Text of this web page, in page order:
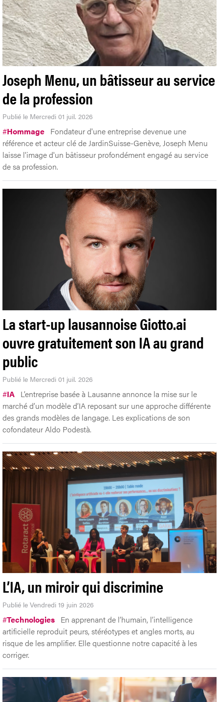
Joseph Menu, un bâtisseur au service
de la profession
Publié le Mercredi 01 juil. 2026
#Hommage Fondateur d'une entreprise devenue une
référence et acteur clé de JardinSuisse-Genève, Joseph Menu
laisse l'image d'un bâtisseur profondément engagé au service
de sa profession.
La start-up lausannoise Giotto.ai
ouvre gratuitement son IA au grand
public
Publié le Mercredi 01 juil. 2026
#IA L’entreprise basée à Lausanne annonce la mise sur le
marché d’un modèle d’IA reposant sur une approche différente
des grands modèles de langage. Les explications de son
cofondateur Aldo Podestà.
L’IA, un miroir qui discrimine
Publié le Vendredi 19 juin 2026
#Technologies En apprenant de l’humain, l’intelligence
artificielle reproduit peurs, stéréotypes et angles morts, au
risque de les amplifier. Elle questionne notre capacité à les
corriger.